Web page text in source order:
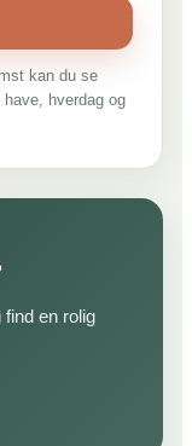
kan du se
hverdag og
en rolig